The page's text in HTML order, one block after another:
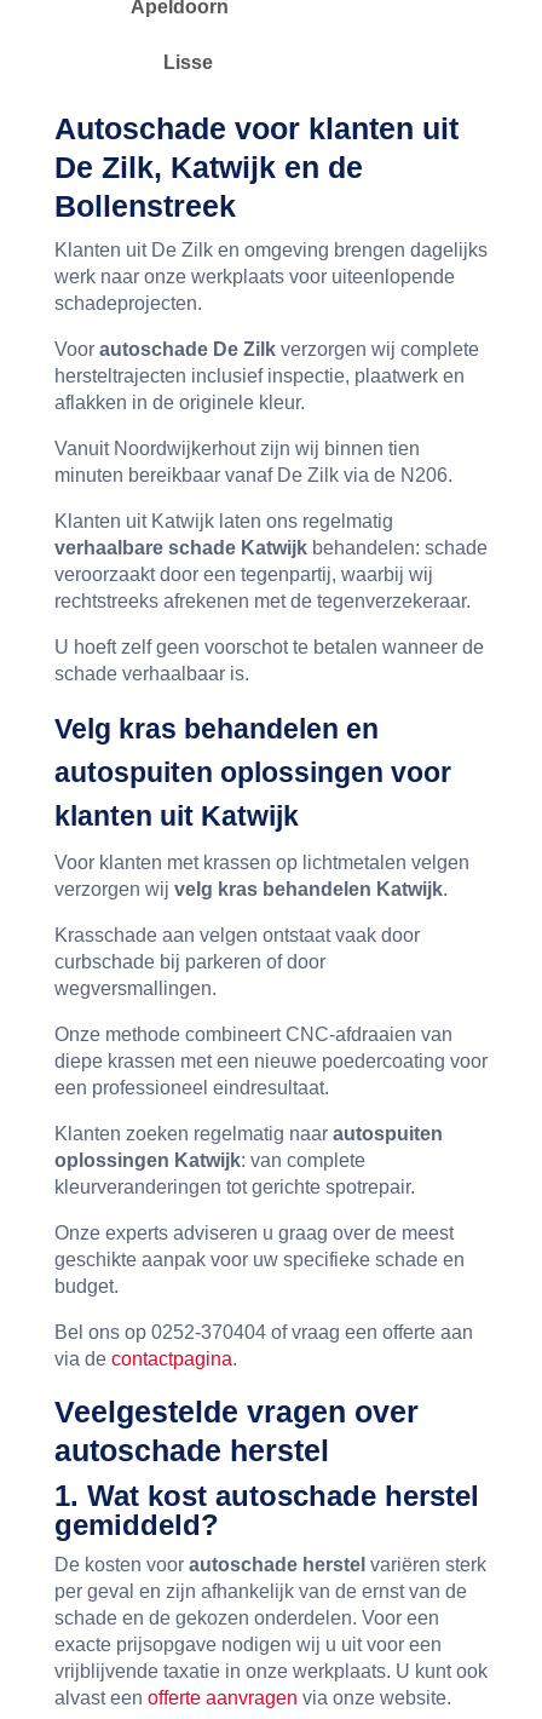
Apeldoorn
Lisse
Autoschade voor klanten uit
De Zilk, Katwijk en de
Bollenstreek
Klanten uit De Zilk en omgeving brengen dagelijks
werk naar onze werkplaats voor uiteenlopende
schadeprojecten.
Voor autoschade De Zilkverzorgen wij complete
hersteltrajecten inclusief inspectie, plaatwerk en
aflakken in de originele kleur.
Vanuit Noordwijkerhout zijn wij binnen tien
minuten bereikbaar vanaf De Zilk via de N206.
Klanten uit Katwijk laten ons regelmatig
verhaalbare schade Katwijkbehandelen: schade
veroorzaakt door een tegenpartij, waarbij wij
rechtstreeks afrekenen met de tegenverzekeraar.
U hoeft zelf geen voorschot te betalen wanneer de
schade verhaalbaar is.
Velg kras behandelen en
autospuiten oplossingen voor
klanten uit Katwijk
Voor klanten met krassen op lichtmetalen velgen
verzorgen wij velg kras behandelen Katwijk.
Krasschade aan velgen ontstaat vaak door
curbschade bij parkeren of door
wegversmallingen.
Onze methode combineert CNC-afdraaien van
diepe krassen met een nieuwe poedercoating voor
een professioneel eindresultaat.
Klanten zoeken regelmatig naar autospuiten
oplossingen Katwijk: van complete
kleurveranderingen tot gerichte spotrepair.
Onze experts adviseren u graag over de meest
geschikte aanpak voor uw specifieke schade en
budget.
Bel ons op 0252-370404 of vraag een offerte aan
via de contactpagina.
Veelgestelde vragen over
autoschade herstel
1. Wat kost autoschade herstel
gemiddeld?
De kosten voor autoschade herstel variëren sterk
per geval en zijn afhankelijk van de ernst van de
schade en de gekozen onderdelen. Voor een
exacte prijsopgave nodigen wij u uit voor een
vrijblijvende taxatie in onze werkplaats. U kunt ook
alvast een offerte aanvragen via onze website.